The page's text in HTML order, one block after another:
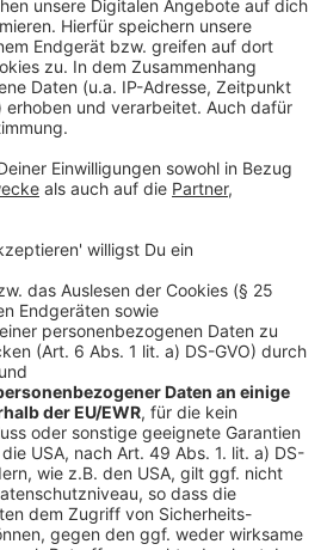
zu den roten Bänken im
Hörerin Heide aus Heiden
hingewiesen, dass häusliche
ein Tabuthema ist, aber gerade
darüber gesprochen wird,
großeS Problem gibt. Und
Fälle von Gewalt in
Davon waren rund 20% der
wird beim Thema
circa 80% höher geschätzt - bei
höher. Der Grund: Das Thema
stigmatisiert. Das Bild
Frau" ist in vielen Köpfen
fallen dann oftmals Begriffe wie
Opfer zu sein wäre nach
wer mittags von seiner Frau